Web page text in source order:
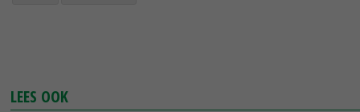
LEES OOK